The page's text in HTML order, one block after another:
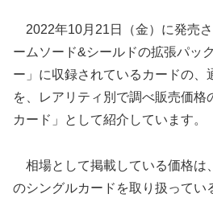
2022年10月21日（金）に発売
ームソード&シールドの拡張パッ
ー」に収録されているカードの、
を、レアリティ別で調べ販売価格
カード」として紹介しています。
相場として掲載している価格は
のシングルカードを取り扱ってい